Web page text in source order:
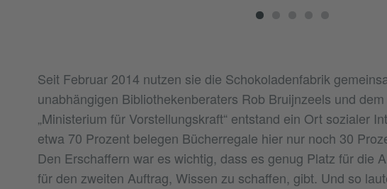
Seit Februar 2014 nutzen sie die Schokoladenfabrik
unabhängigen Bibliothekenberaters Rob Bruijnzeels und
„Ministerium für Vorstellungskraft“ entstand ein Ort sozialer
etwa 70 Prozent belegen Bücherregale hier nur noch 30
Den Erschaffern war es wichtig, dass es genug Platz für die
für den zweiten Auftrag, Wissen zu schaffen, gibt. Und so